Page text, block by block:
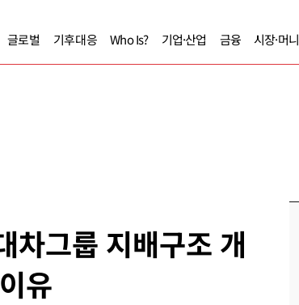
글로벌 기후대응 Who Is? 기업·산업 금융 시장·머니
차그룹 지배구조 개
유